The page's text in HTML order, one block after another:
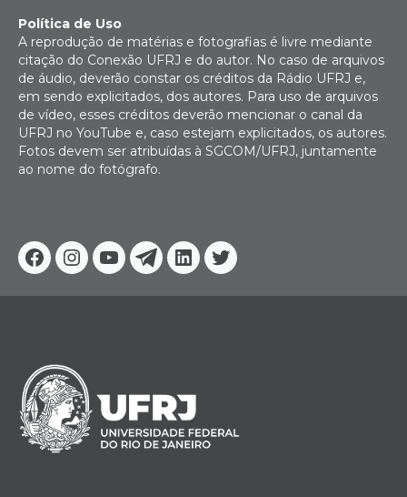
Facebook
Instagram
YoutubeTelegram
Linkedin
Twitter
Política de Uso
A reprodução de matérias e fotografias é livre mediante
citação do Conexão UFRJ e do autor. No caso de arquivos
de áudio, deverão constar os créditos da Rádio UFRJ e,
em sendo explicitados, dos autores. Para uso de arquivos
de vídeo, esses créditos deverão mencionar o canal da
UFRJ no YouTube e, caso estejam explicitados, os autores.
Fotos devem ser atribuídas à SGCOM/UFRJ, juntamente
ao nome do fotógrafo.